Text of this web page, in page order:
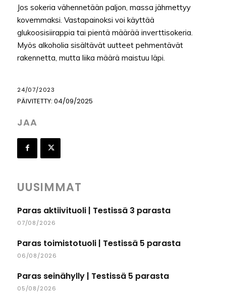
Jos sokeria vähennetään paljon, massa jähmettyy
kovemmaksi. Vastapainoksi voi käyttää
glukoosisiirappia tai pientä määrää inverttisokeria.
Myös alkoholia sisältävät uutteet pehmentävät
rakennetta, mutta liika määrä maistuu läpi.
24/07/2023
PÄIVITETTY: 04/09/2025
JAA
UUSIMMAT
Paras aktiivituoli | Testissä 3 parasta
07/08/2026
Paras toimistotuoli | Testissä 5 parasta
06/08/2026
Paras seinähylly | Testissä 5 parasta
05/08/2026